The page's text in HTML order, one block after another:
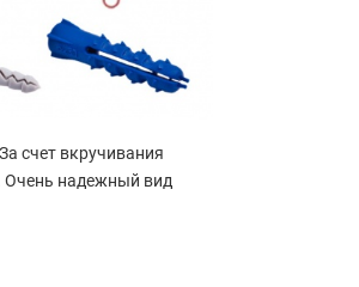
счет вкручивания
Очень надежный вид